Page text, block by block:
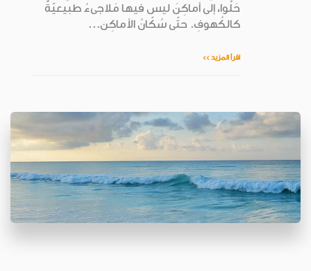
حَلُّوا، إلى أماكِنَ ليس فيها مَلاجىءُ طبيعيّةٌ
كالكُهوفِ. حتّى سُكّانُ الأماكِن...
اقرأ المزيد >>